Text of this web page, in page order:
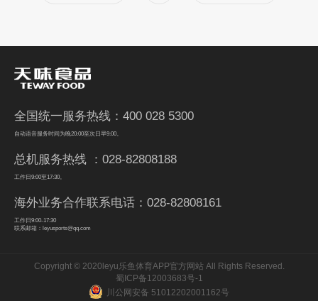
全国统一服务热线：400 028 5300
自动语音服务时间为晚20:00至次日早9:00。
总机服务热线 ：028-82808188
工作日9:00至17:30。
海外业务合作联系电话：028-82808161
工作日9:00-17:30
联系邮箱：leyusports@qq.com
Copyright © 2020leyu乐鱼体育APP官方网站 All Rights Reserved.
蜀ICP备12003683号-1
川公网安备 51012202001162号